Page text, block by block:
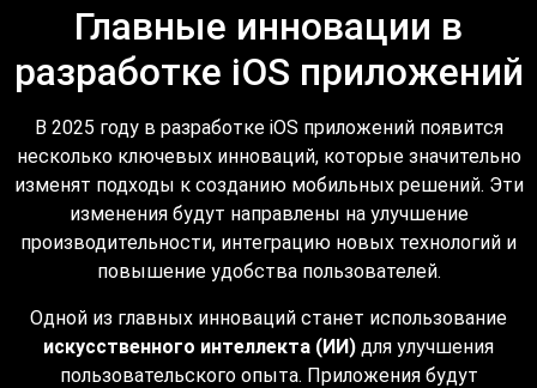
Главные инновации в
разработке iOS приложений
В 2025 году в разработке iOS приложений появится
несколько ключевых инноваций, которые значительно
изменят подходы к созданию мобильных решений. Эти
изменения будут направлены на улучшение
производительности, интеграцию новых технологий и
повышение удобства пользователей.
Одной из главных инноваций станет использование
искусственного интеллекта (ИИ) для улучшения
пользовательского опыта. Приложения будут